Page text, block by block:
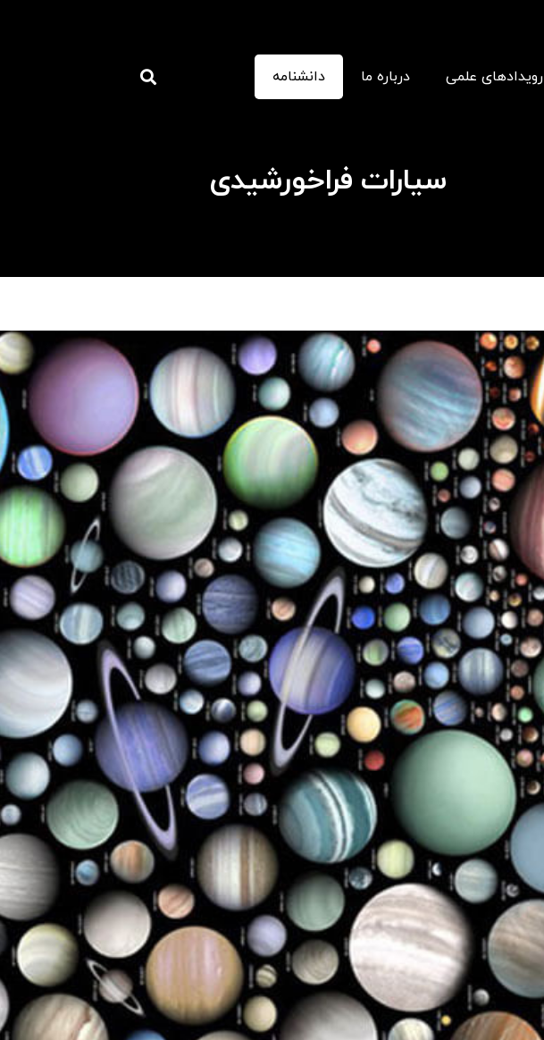
رویدادهای علمی درباره ما دانشنامه
سیارات فراخورشیدی